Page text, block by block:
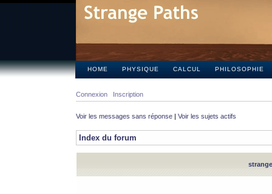
HOME PHYSIQUE CALCUL PHILOSOPHIE
Connexion Inscription
Voir les messages sans réponse | Voir les sujets actifs
Index du forum